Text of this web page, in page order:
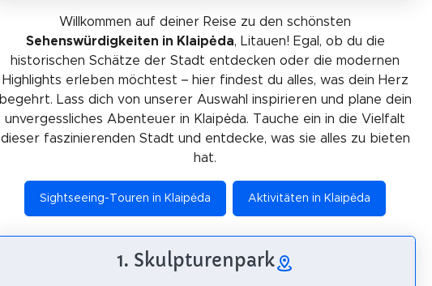
Willkommen auf deiner Reise zu den schönsten
Sehenswürdigkeiten in Klaipėda, Litauen! Egal, ob du die
historischen Schätze der Stadt entdecken oder die modernen
Highlights erleben möchtest – hier findest du alles, was dein Herz
begehrt. Lass dich von unserer Auswahl inspirieren und plane dein
unvergessliches Abenteuer in Klaipėda. Tauche ein in die Vielfalt
dieser faszinierenden Stadt und entdecke, was sie alles zu bieten
hat.
Sightseeing-Touren in Klaipėda Aktivitäten in Klaipėda
1. Skulpturenpark